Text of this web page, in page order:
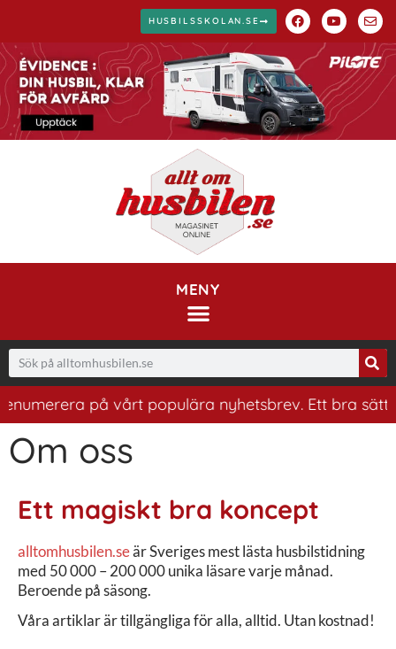
HUSBILSSKOLAN.SE
MENY
på vårt populära nyhetsbrev. Ett bra sätt att
Om oss
Ett magiskt bra koncept
alltomhusbilen.seär Sveriges mest lästa husbilstidning
med 50 000 – 200 000 unika läsare varje månad.
Beroende på säsong.
Våra artiklar är tillgängliga för alla, alltid. Utan kostnad!